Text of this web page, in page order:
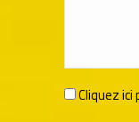
RGPDCliquez